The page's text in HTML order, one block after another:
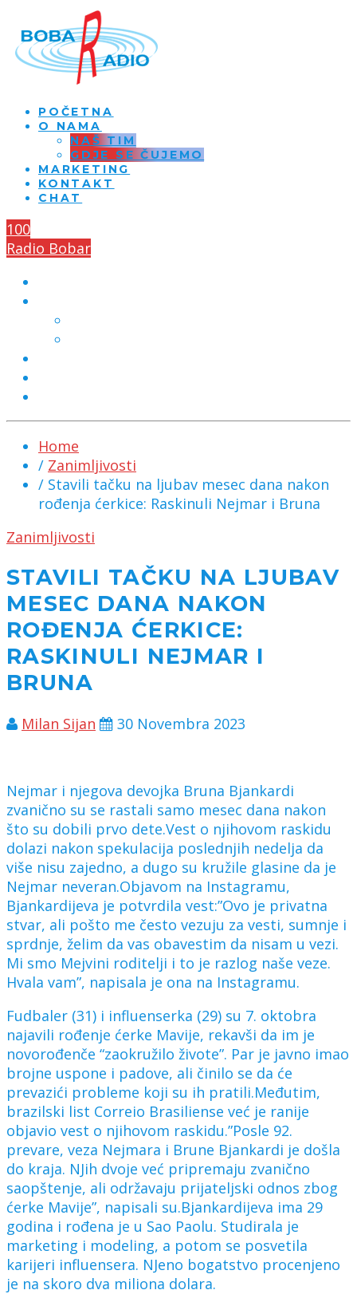
POČETNA
O NAMA
NAŠ TIM
GDJE SE ČUJEMO
MARKETING
KONTAKT
CHAT
100
Radio Bobar
Home
/ Zanimljivosti
/ Stavili tačku na ljubav mesec dana nakon
rođenja ćerkice: Raskinuli Nejmar i Bruna
Zanimljivosti
STAVILI TAČKU NA LJUBAV
MESEC DANA NAKON
ROĐENJA ĆERKICE:
RASKINULI NEJMAR I
BRUNA
Milan Sijan 30 Novembra 2023
Nejmar i njegova devojka Bruna Bjankardi
zvanično su se rastali samo mesec dana nakon
što su dobili prvo dete.Vest o njihovom raskidu
dolazi nakon spekulacija poslednjih nedelja da
više nisu zajedno, a dugo su kružile glasine da je
Nejmar neveran.Objavom na Instagramu,
Bjankardijeva je potvrdila vest:”Ovo je privatna
stvar, ali pošto me često vezuju za vesti, sumnje i
sprdnje, želim da vas obavestim da nisam u vezi.
Mi smo Mejvini roditelji i to je razlog naše veze.
Hvala vam”, napisala je ona na Instagramu.
Fudbaler (31) i influenserka (29) su 7. oktobra
najavili rođenje ćerke Mavije, rekavši da im je
novorođenče “zaokružilo živote”. Par je javno imao
brojne uspone i padove, ali činilo se da će
prevazići probleme koji su ih pratili.Međutim,
brazilski list Correio Brasiliense već je ranije
objavio vest o njihovom raskidu.”Posle 92.
prevare, veza Nejmara i Brune Bjankardi je došla
do kraja. NJih dvoje već pripremaju zvanično
saopštenje, ali održavaju prijateljski odnos zbog
ćerke Mavije”, napisali su.Bjankardijeva ima 29
godina i rođena je u Sao Paolu. Studirala je
marketing i modeling, a potom se posvetila
karijeri influensera. NJeno bogatstvo procenjeno
je na skoro dva miliona dolara.